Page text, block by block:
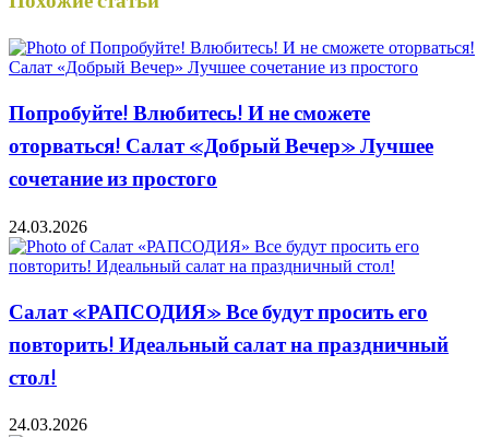
Попробуйте! Влюбитесь! И не сможете
оторваться! Салат «Добрый Вечер» Лучшее
сочетание из простого
24.03.2026
Салат «РАПСОДИЯ» Все будут просить его
повторить! Идеальный салат на праздничный
стол!
24.03.2026